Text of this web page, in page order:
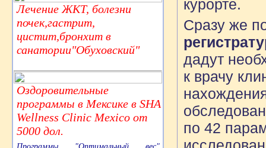
Лечение ЖКТ, болезни
почек,гастрит,
цистит,бронхит в
санатории"Обуховский"
Оздоровительные
программы в Мексике в SHA
Wellness Clinic Mexico от
5000 дол.
курорте.
Сразу же
дадут
к врачу
по 42